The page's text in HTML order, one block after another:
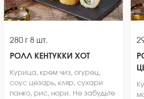
280 г 8 шт.
РОЛЛ КЕНТУККИ ХОТ
Курица, крем чиз, огурец,
соус цезарь, кляр, сухари
панко, рис, нори. Не забудьте